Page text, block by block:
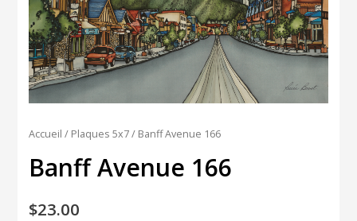
Accueil / Plaques 5x7/ Banff Avenue 166
Banff Avenue 166
$23.00